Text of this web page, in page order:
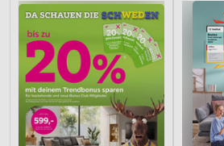
Partnerliste anzeigen (1 IAB-Anbieter)
Wir nutzen Ihre Daten für folgende Zwecke:
IAB-Verarbeitungszwecke:
Speichern von oder Zugriff auf
auf einem Endgerät
Verwendung reduzierter Daten zur
Werbeanzeigen